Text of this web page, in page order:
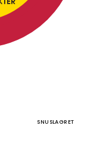
SNUSLAGRET